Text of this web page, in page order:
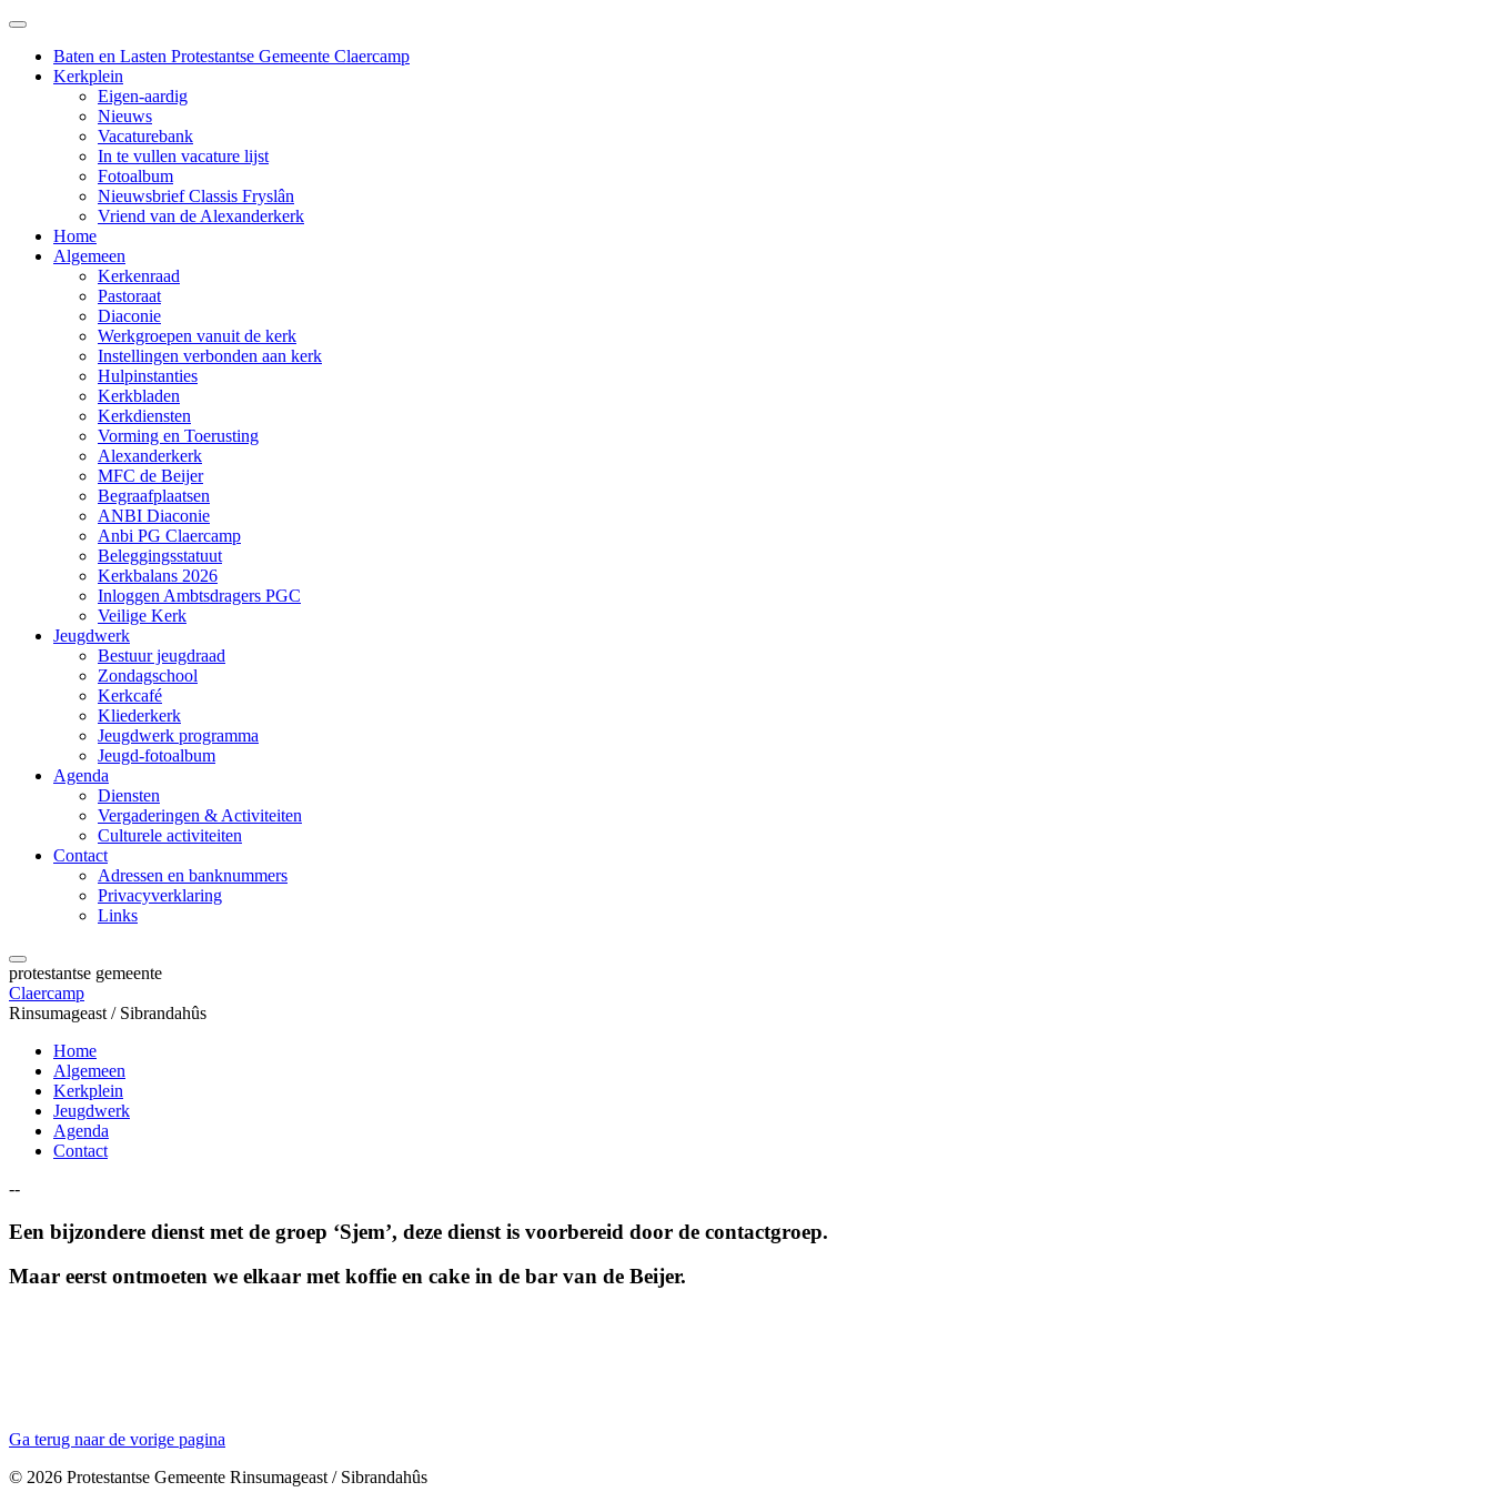
Baten en Lasten Protestantse Gemeente Claercamp
Kerkplein
Eigen-aardig
Nieuws
Vacaturebank
In te vullen vacature lijst
Fotoalbum
Nieuwsbrief Classis Fryslân
Vriend van de Alexanderkerk
Home
Algemeen
Kerkenraad
Pastoraat
Diaconie
Werkgroepen vanuit de kerk
Instellingen verbonden aan kerk
Hulpinstanties
Kerkbladen
Kerkdiensten
Vorming en Toerusting
Alexanderkerk
MFC de Beijer
Begraafplaatsen
ANBI Diaconie
Anbi PG Claercamp
Beleggingsstatuut
Kerkbalans 2026
Inloggen Ambtsdragers PGC
Veilige Kerk
Jeugdwerk
Bestuur jeugdraad
Zondagschool
Kerkcafé
Kliederkerk
Jeugdwerk programma
Jeugd-fotoalbum
Agenda
Diensten
Vergaderingen & Activiteiten
Culturele activiteiten
Contact
Adressen en banknummers
Privacyverklaring
Links
protestantse gemeente
Claercamp
Rinsumageast / Sibrandahûs
Home
Algemeen
Kerkplein
Jeugdwerk
Agenda
Contact
--
Een bijzondere dienst met de groep ‘Sjem’, deze dienst is voorbereid door de contactgroep.
Maar eerst ontmoeten we elkaar met koffie en cake in de bar van de Beijer.
Ga terug naar de vorige pagina
© 2026 Protestantse Gemeente Rinsumageast / Sibrandahûs